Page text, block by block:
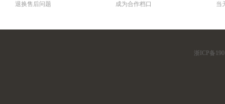
退换售后问题
成为合作档口
当
浙ICP备